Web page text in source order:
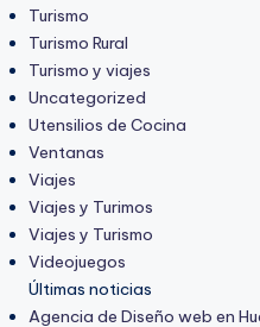
Turismo
Turismo Rural
Turismo y viajes
Uncategorized
Utensilios de Cocina
Ventanas
Viajes
Viajes y Turimos
Viajes y Turismo
Videojuegos
Últimas noticias
Agencia de Diseño web en